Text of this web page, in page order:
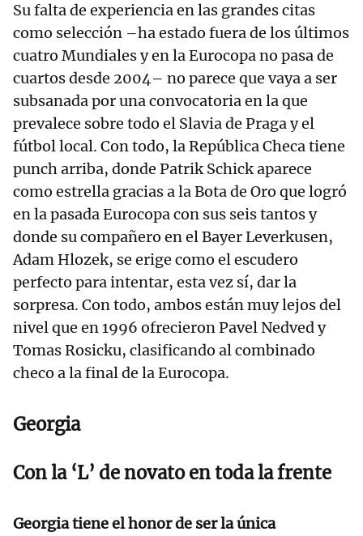
Su falta de experiencia en las grandes citas
como selección –ha estado fuera de los últimos
cuatro Mundiales y en la Eurocopa no pasa de
cuartos desde 2004– no parece que vaya a ser
subsanada por una convocatoria en la que
prevalece sobre todo el Slavia de Praga y el
fútbol local. Con todo, la República Checa tiene
punch arriba, donde Patrik Schick aparece
como estrella gracias a la Bota de Oro que logró
en la pasada Eurocopa con sus seis tantos y
donde su compañero en el Bayer Leverkusen,
Adam Hlozek, se erige como el escudero
perfecto para intentar, esta vez sí, dar la
sorpresa. Con todo, ambos están muy lejos del
nivel que en 1996 ofrecieron Pavel Nedved y
Tomas Rosicku, clasificando al combinado
checo a la final de la Eurocopa.
Georgia
Con la ‘L’ de novato en toda la frente
Georgia tiene el honor de ser la única